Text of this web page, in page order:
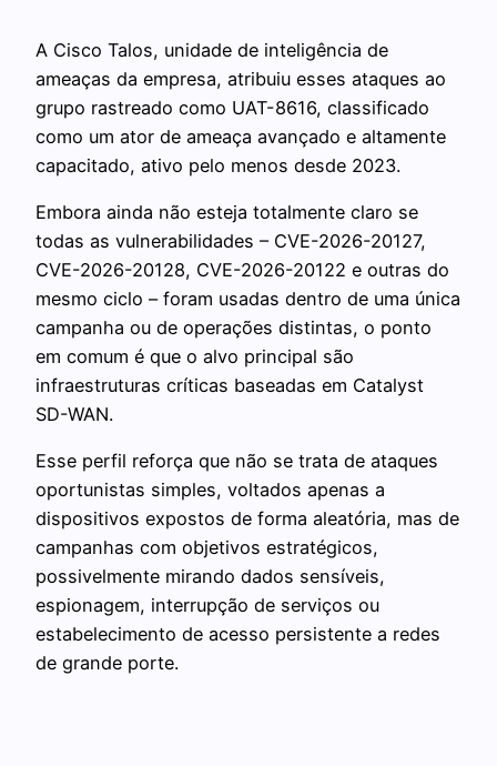
A Cisco Talos, unidade de inteligência de
ameaças da empresa, atribuiu esses ataques ao
grupo rastreado como UAT-8616, classificado
como um ator de ameaça avançado e altamente
capacitado, ativo pelo menos desde 2023.
Embora ainda não esteja totalmente claro se
todas as vulnerabilidades – CVE-2026-20127,
CVE-2026-20128, CVE-2026-20122 e outras do
mesmo ciclo – foram usadas dentro de uma única
campanha ou de operações distintas, o ponto
em comum é que o alvo principal são
infraestruturas críticas baseadas em Catalyst
SD-WAN.
Esse perfil reforça que não se trata de ataques
oportunistas simples, voltados apenas a
dispositivos expostos de forma aleatória, mas de
campanhas com objetivos estratégicos,
possivelmente mirando dados sensíveis,
espionagem, interrupção de serviços ou
estabelecimento de acesso persistente a redes
de grande porte.